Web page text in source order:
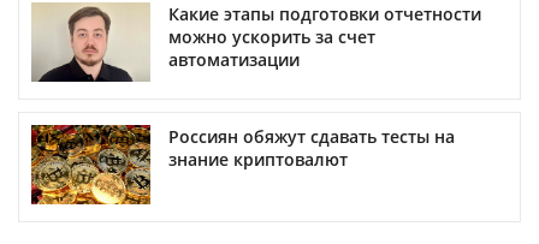
Какие этапы подготовки отчетности
можно ускорить за счет
автоматизации
Россиян обяжут сдавать тесты на
знание криптовалют